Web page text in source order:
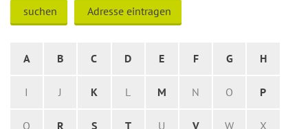
suchen Adresse eintragen
A B C D E F G H
I J K L M N O P
Q R S T U V W X